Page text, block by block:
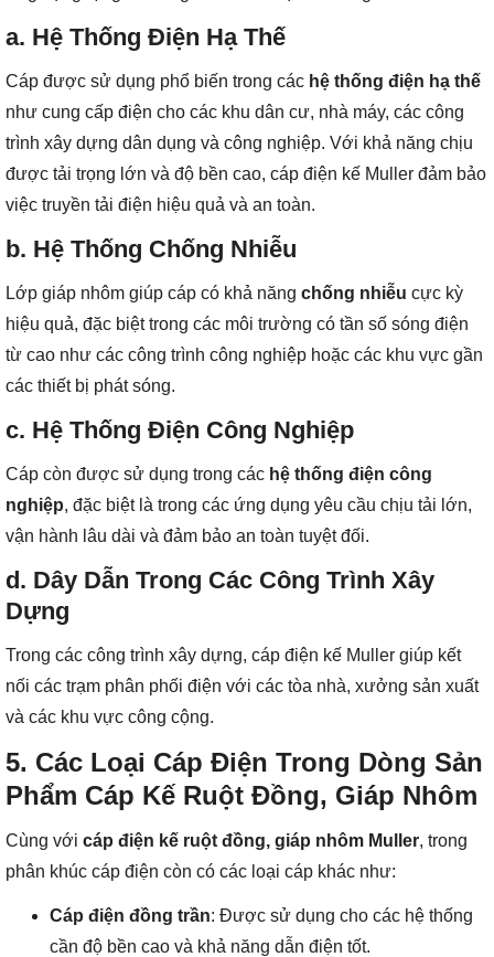
a. Hệ Thống Điện Hạ Thế
Cáp được sử dụng phổ biến trong các hệ thống điện hạ thế
như cung cấp điện cho các khu dân cư, nhà máy, các công
trình xây dựng dân dụng và công nghiệp. Với khả năng chịu
được tải trọng lớn và độ bền cao, cáp điện kế Muller đảm bảo
việc truyền tải điện hiệu quả và an toàn.
b. Hệ Thống Chống Nhiễu
Lớp giáp nhôm giúp cáp có khả năng chống nhiễu cực kỳ
hiệu quả, đặc biệt trong các môi trường có tần số sóng điện
từ cao như các công trình công nghiệp hoặc các khu vực gần
các thiết bị phát sóng.
c. Hệ Thống Điện Công Nghiệp
Cáp còn được sử dụng trong các hệ thống điện công
nghiệp, đặc biệt là trong các ứng dụng yêu cầu chịu tải lớn,
vận hành lâu dài và đảm bảo an toàn tuyệt đối.
d. Dây Dẫn Trong Các Công Trình Xây
Dựng
Trong các công trình xây dựng, cáp điện kế Muller giúp kết
nối các trạm phân phối điện với các tòa nhà, xưởng sản xuất
và các khu vực công cộng.
5. Các Loại Cáp Điện Trong Dòng Sản
Phẩm Cáp Kế Ruột Đồng, Giáp Nhôm
Cùng với cáp điện kế ruột đồng, giáp nhôm Muller, trong
phân khúc cáp điện còn có các loại cáp khác như:
Cáp điện đồng trần: Được sử dụng cho các hệ thống
cần độ bền cao và khả năng dẫn điện tốt.